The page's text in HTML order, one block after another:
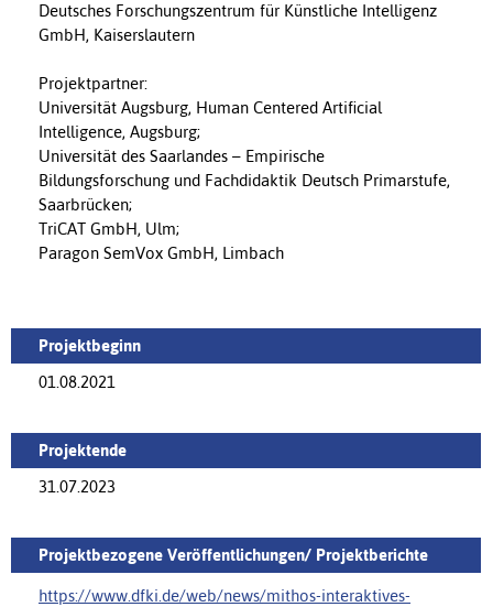
Deutsches Forschungszentrum für Künstliche Intelligenz
GmbH, Kaiserslautern
Projektpartner:
Universität Augsburg, Human Centered Artificial
Intelligence, Augsburg;
Universität des Saarlandes – Empirische
Bildungsforschung und Fachdidaktik Deutsch Primarstufe,
Saarbrücken;
TriCAT GmbH, Ulm;
Paragon SemVox GmbH, Limbach
Projektbeginn
01.08.2021
Projektende
31.07.2023
Projektbezogene Veröffentlichungen/ Projektberichte
https://www.dfki.de/web/news/mithos-interaktives-